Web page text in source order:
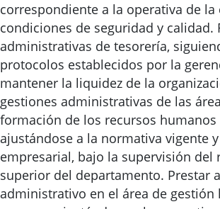
correspondiente a la operativa de la
condiciones de seguridad y calidad.
administrativas de tesorería,
protocolos establecidos por la
mantener la liquidez de la
gestiones administrativas de las
formación de los recursos humanos
ajustándose a la normativa vigente
empresarial, bajo la supervisión del
superior del departamento. Prestar
administrativo en el área de gestión